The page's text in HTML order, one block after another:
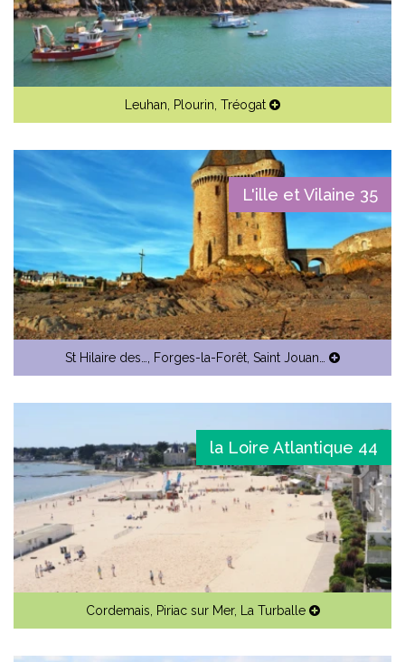
Leuhan, Plourin, Tréogat
L'ille et Vilaine 35
St Hilaire des…, Forges-la-Forêt, Saint Jouan…
la Loire Atlantique 44
Cordemais, Piriac sur Mer, La Turballe